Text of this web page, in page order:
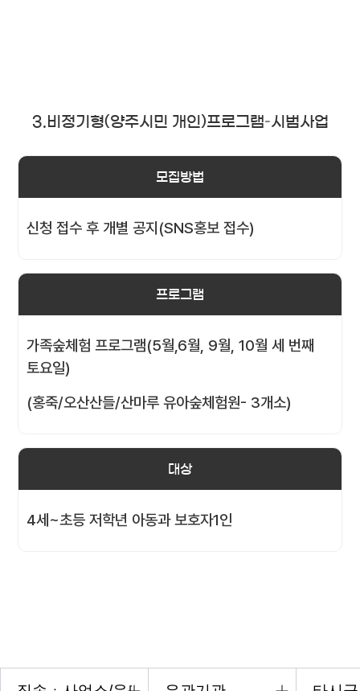
3.비정기형(양주시민 개인)프로그램–시범사업
모집방법
신청 접수 후 개별 공지(SNS홍보 접수)
프로그램
가족숲체험 프로그램(5월,6월, 9월, 10월 세 번째
토요일)
(홍죽/오산산들/산마루 유아숲체험원- 3개소)
대상
4세~초등 저학년 아동과 보호자1인